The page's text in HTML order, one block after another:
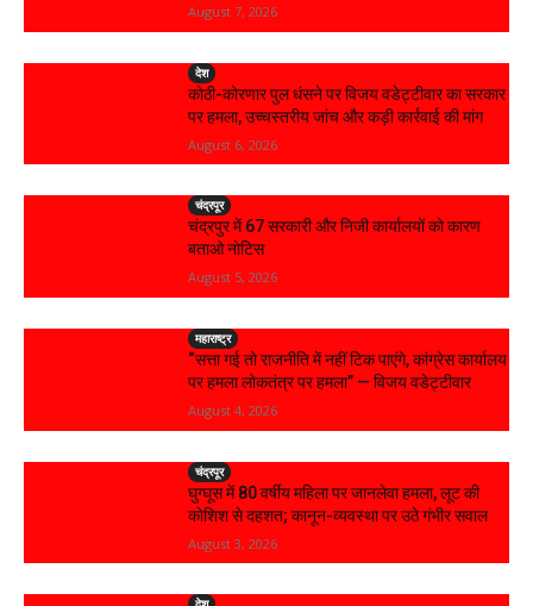
August 7, 2026
देश
कोठी-कोरणार पुल धंसने पर विजय वडेट्टीवार का सरकार
पर हमला, उच्चस्तरीय जांच और कड़ी कार्रवाई की मांग
August 6, 2026
चंद्रपूर
चंद्रपुर में 67 सरकारी और निजी कार्यालयों को कारण
बताओ नोटिस
August 5, 2026
महाराष्ट्र
“सत्ता गई तो राजनीति में नहीं टिक पाएंगे, कांग्रेस कार्यालय
पर हमला लोकतंत्र पर हमला” — विजय वडेट्टीवार
August 4, 2026
चंद्रपूर
घुग्घूस में 80 वर्षीय महिला पर जानलेवा हमला, लूट की
कोशिश से दहशत; कानून-व्यवस्था पर उठे गंभीर सवाल
August 3, 2026